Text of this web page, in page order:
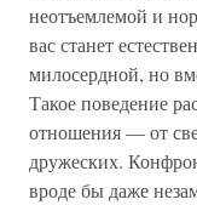
неотъемлемой и
вас станет
милосердной, но
Такое поведение
отношения — от
дружеских.
вроде бы даже